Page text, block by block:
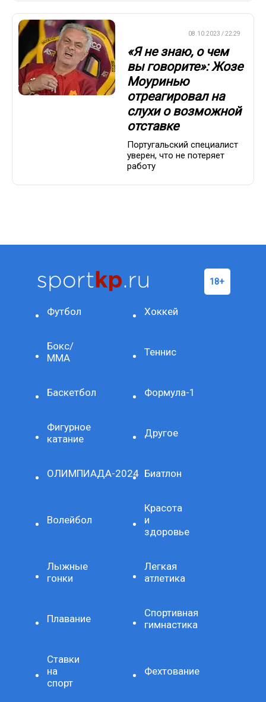
08.10.2023 / 22:29
«Я не знаю, о чем
вы говорите»: Жозе
Моуринью
отреагировал на
слухи о возможной
отставке
Португальский специалист
уверен, что не потеряет
работу
Футбол Хоккей
Бокс/
ММА
Теннис
Баскетбол Формула-1
Фигурное
катание
Другое
ОЛИМПИАДА-2024 Биатлон
Волейбол
Красота
и
здоровье
Лыжные
гонки
Легкая
атлетика
Плавание
Спортивная
гимнастика
Ставки
на
спорт
Фехтование